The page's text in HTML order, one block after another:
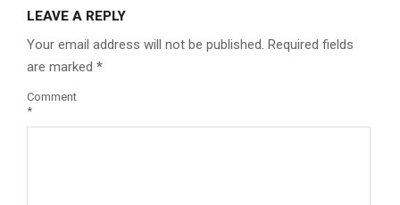
LEAVE A REPLY
Your email address will not be published. Required fields
are marked *
Comment
*